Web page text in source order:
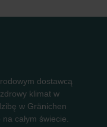
dostawcą
klimat w
w Gränichen
całym świecie.